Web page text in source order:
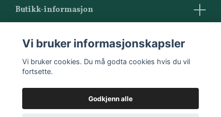
Butikk-informasjon
Vilkår og betingelser
Kontakt oss
Vi bruker informasjonskapsler
Vi bruker cookies. Du må godta cookies hvis du vil
fortsette.
Godkjenn alle